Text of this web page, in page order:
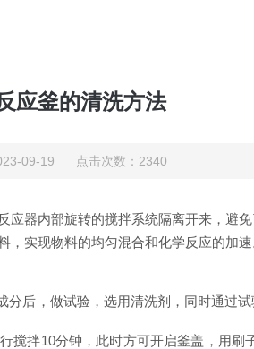
应釜的清洗方法
09-19 点击次数：2340
器内部旋转的搅拌系统隔离开来，避
实现物料的均匀混合和化学反应的加
后，做试验，选用清洗剂，同时通过
拌10分钟，此时方可开启釜盖，用